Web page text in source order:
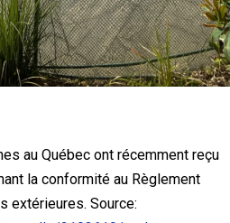
au Québec ont récemment reçu
la conformité au Règlement
extérieures. Source: